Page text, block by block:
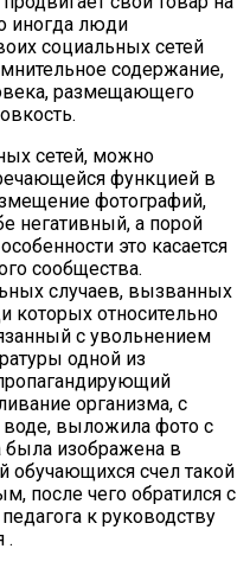
иногда люди
социальных сетей
содержание,
размещающего
сетей, можно
функцией в
фотографий,
негативный, а порой
это касается
сообщества.
случаев, вызванных
которых относительно
с увольнением
одной из
организма, с
выложила фото с
была изображена в
обучающихся счел такой
после чего обратился с
к руководству
.